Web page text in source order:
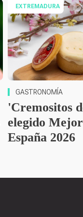
EXTREMADURA
GASTRONOMÍA
'Cremositos
elegido
España 2026